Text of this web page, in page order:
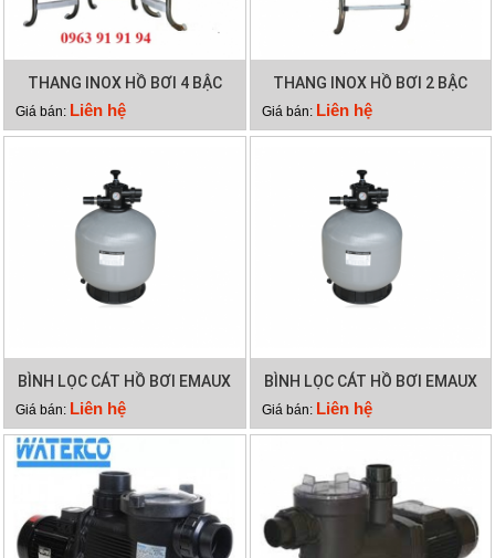
THANG INOX HỒ BƠI 4 BẬC
Giá bán: Liên hệ
THANG INOX HỒ BƠI 2 BẬC
Giá bán: Liên hệ
BÌNH LỌC CÁT HỒ BƠI EMAUX
V800
Giá bán: Liên hệ
BÌNH LỌC CÁT HỒ BƠI EMAUX
V700
Giá bán: Liên hệ